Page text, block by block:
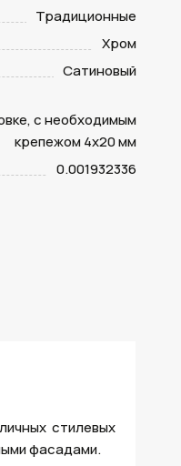
Традиционные
Хром
Сатиновый
с необходимым
крепежом 4х20 мм
0.001932336
стилевых
фасадами.